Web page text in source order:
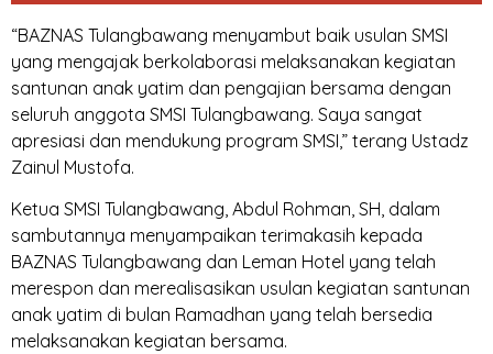
“BAZNAS Tulangbawang menyambut baik usulan SMSI
yang mengajak berkolaborasi melaksanakan kegiatan
santunan anak yatim dan pengajian bersama dengan
seluruh anggota SMSI Tulangbawang. Saya sangat
apresiasi dan mendukung program SMSI,” terang Ustadz
Zainul Mustofa.
Ketua SMSI Tulangbawang, Abdul Rohman, SH, dalam
sambutannya menyampaikan terimakasih kepada
BAZNAS Tulangbawang dan Leman Hotel yang telah
merespon dan merealisasikan usulan kegiatan santunan
anak yatim di bulan Ramadhan yang telah bersedia
melaksanakan kegiatan bersama.